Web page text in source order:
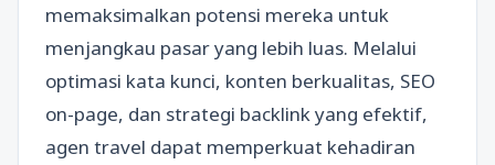
memaksimalkan potensi mereka untuk
menjangkau pasar yang lebih luas. Melalui
optimasi kata kunci, konten berkualitas, SEO
on-page, dan strategi backlink yang efektif,
agen travel dapat memperkuat kehadiran